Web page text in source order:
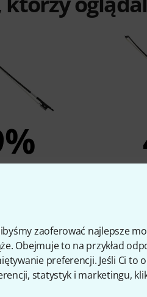
zaoferować najlepsze
Obejmuje to na przykład
preferencji. Jeśli Ci to
statystyk i marketingu,
zł